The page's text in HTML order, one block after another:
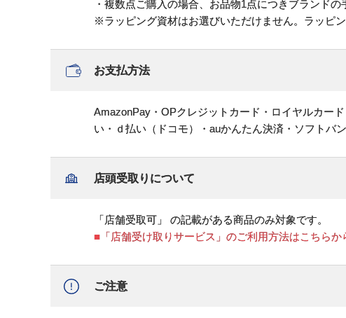
・複数点ご購入の場合、お品物1点につきブランドの
※ラッピング資材はお選びいただけません。ラッピ
お支払方法
AmazonPay・OPクレジットカード・ロイヤルカー
い・ｄ払い（ドコモ）・auかんたん決済・ソフトバ
店頭受取りについて
「店舗受取可」 の記載がある商品のみ対象です。
■「店舗受け取りサービス」のご利用方法はこちらか
ご注意